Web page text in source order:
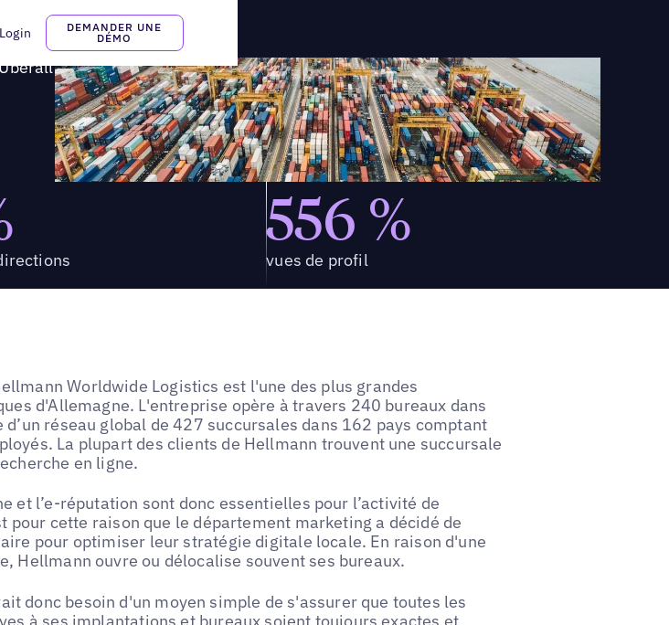
Login
DEMANDER UNE
DÉMO
556 %
vues de profil
Worldwide Logistics est l'une des plus grandes
d'Allemagne. L'entreprise opère à travers 240 bureaux dans
d’un réseau global de 427 succursales dans 162 pays comptant
La plupart des clients de Hellmann trouvent une succursale
en ligne.
et l’e-réputation sont donc essentielles pour l’activité de
pour cette raison que le département marketing a décidé de
pour optimiser leur stratégie digitale locale. En raison d'une
Hellmann ouvre ou délocalise souvent ses bureaux.
donc besoin d'un moyen simple de s'assurer que toutes les
à ses implantations et bureaux soient toujours exactes et